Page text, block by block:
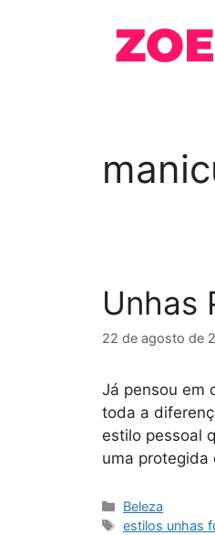
Unhas
22 de agosto de
Já pensou em
toda a
estilo pessoal
uma
Categorias
Beleza
Tags
estilos unhas